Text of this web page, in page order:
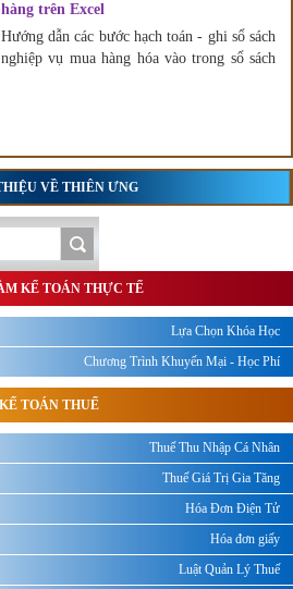
hàng trên Excel
Hướng dẫn các bước hạch toán - ghi sổ sách
nghiệp vụ mua hàng hóa vào trong sổ sách
VỀ THIÊN ƯNG
KẾ TOÁN THỰC TẾ
Lựa Chọn Khóa Học
Chương Trình Khuyến Mại - Học Phí
KẾ TOÁN THUẾ
Thuế Thu Nhập Cá Nhân
Thuế Giá Trị Gia Tăng
Hóa Đơn Điện Tử
Hóa đơn giấy
Luật Quản Lý Thuế